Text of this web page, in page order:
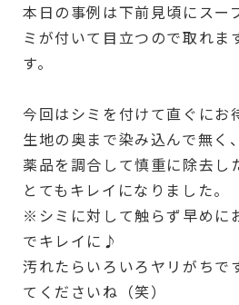
本日の事例は下前見頃にスー
ミが付いて目立つので取れま
す。
今回はシミを付けて直ぐにお
生地の奥まで染み込んで無く
薬品を調合して慎重に除去し
とてもキレイになりました。
※シミに対して触らず早めに
でキレイに♪
汚れたらいろいろヤリがちで
てくださいね（笑）